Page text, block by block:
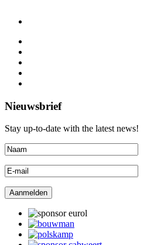
Nieuwsbrief
Stay up-to-date with the latest news!